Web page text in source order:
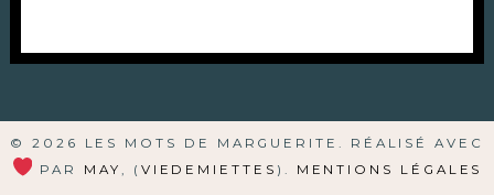
© 2026 LES MOTS DE MARGUERITE. RÉALISÉ AVEC
PAR MAY , ( VIEDEMIETTES ). MENTIONS LÉGALES